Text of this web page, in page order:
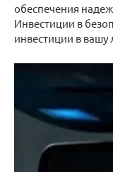
обеспечения
Инвестиции в
инвестиции в вашу